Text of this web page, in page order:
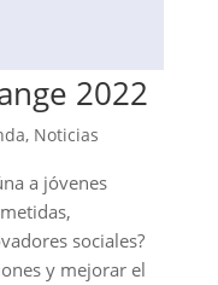
2022
, Noticias
a jóvenes
sociales?
y mejorar el